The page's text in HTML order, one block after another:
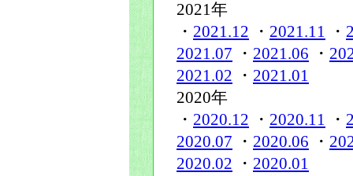
2021年
・ 2021.12 ・ 2021.11 ・
2021.07 ・ 2021.06 ・
2021.02 ・ 2021.01
2020年
・ 2020.12 ・ 2020.11 ・
2020.07 ・ 2020.06 ・
2020.02 ・ 2020.01